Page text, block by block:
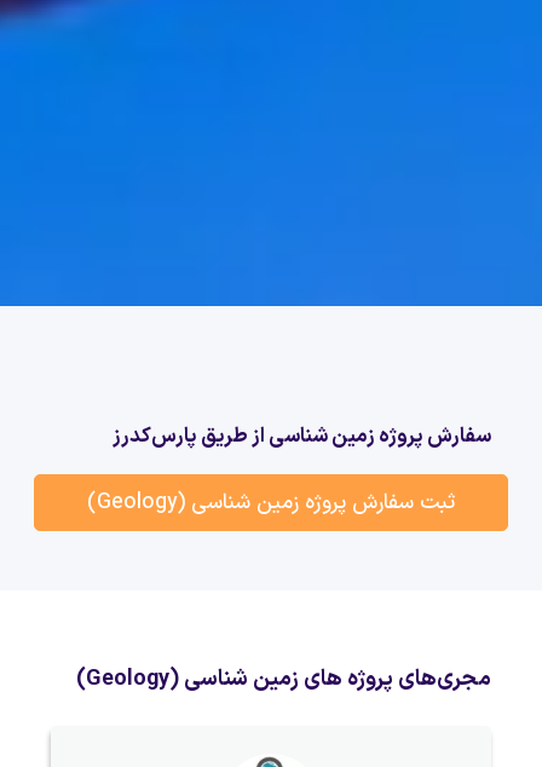
سفارش پروژه زمین شناسی از طریق پارس‌کدرز
ثبت سفارش پروژه زمین شناسی (Geology)
مجری‌های پروژه های زمین شناسی (Geology)